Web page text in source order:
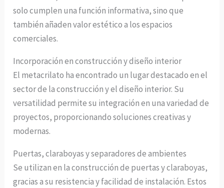
solo cumplen una función informativa, sino que
también añaden valor estético a los espacios
comerciales.
Incorporación en construcción y diseño interior
El metacrilato ha encontrado un lugar destacado en el
sector de la construcción y el diseño interior. Su
versatilidad permite su integración en una variedad de
proyectos, proporcionando soluciones creativas y
modernas.
Puertas, claraboyas y separadores de ambientes
Se utilizan en la construcción de puertas y claraboyas,
gracias a su resistencia y facilidad de instalación. Estos